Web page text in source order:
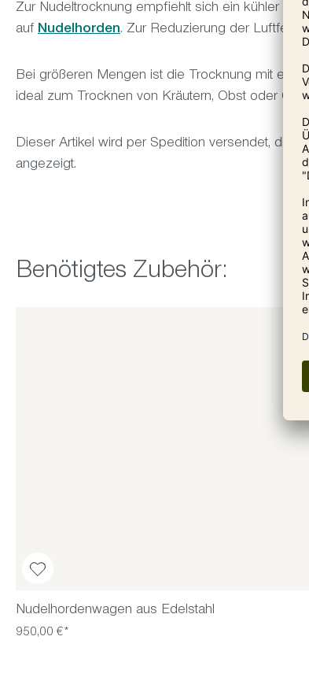
Zur Nudeltrocknung empfiehlt sich ein kühler
auf Nudelhorden. Zur Reduzierung der
Bei größeren Mengen ist die Trocknung mit
ideal zum Trocknen von Kräutern, Obst oder
Dieser Artikel wird per Spedition versendet, die
angezeigt.
Produktgalerie überspringen
Benötigtes Zubehör:
Nudelhordenwagen aus Edelstahl
950,00 €*